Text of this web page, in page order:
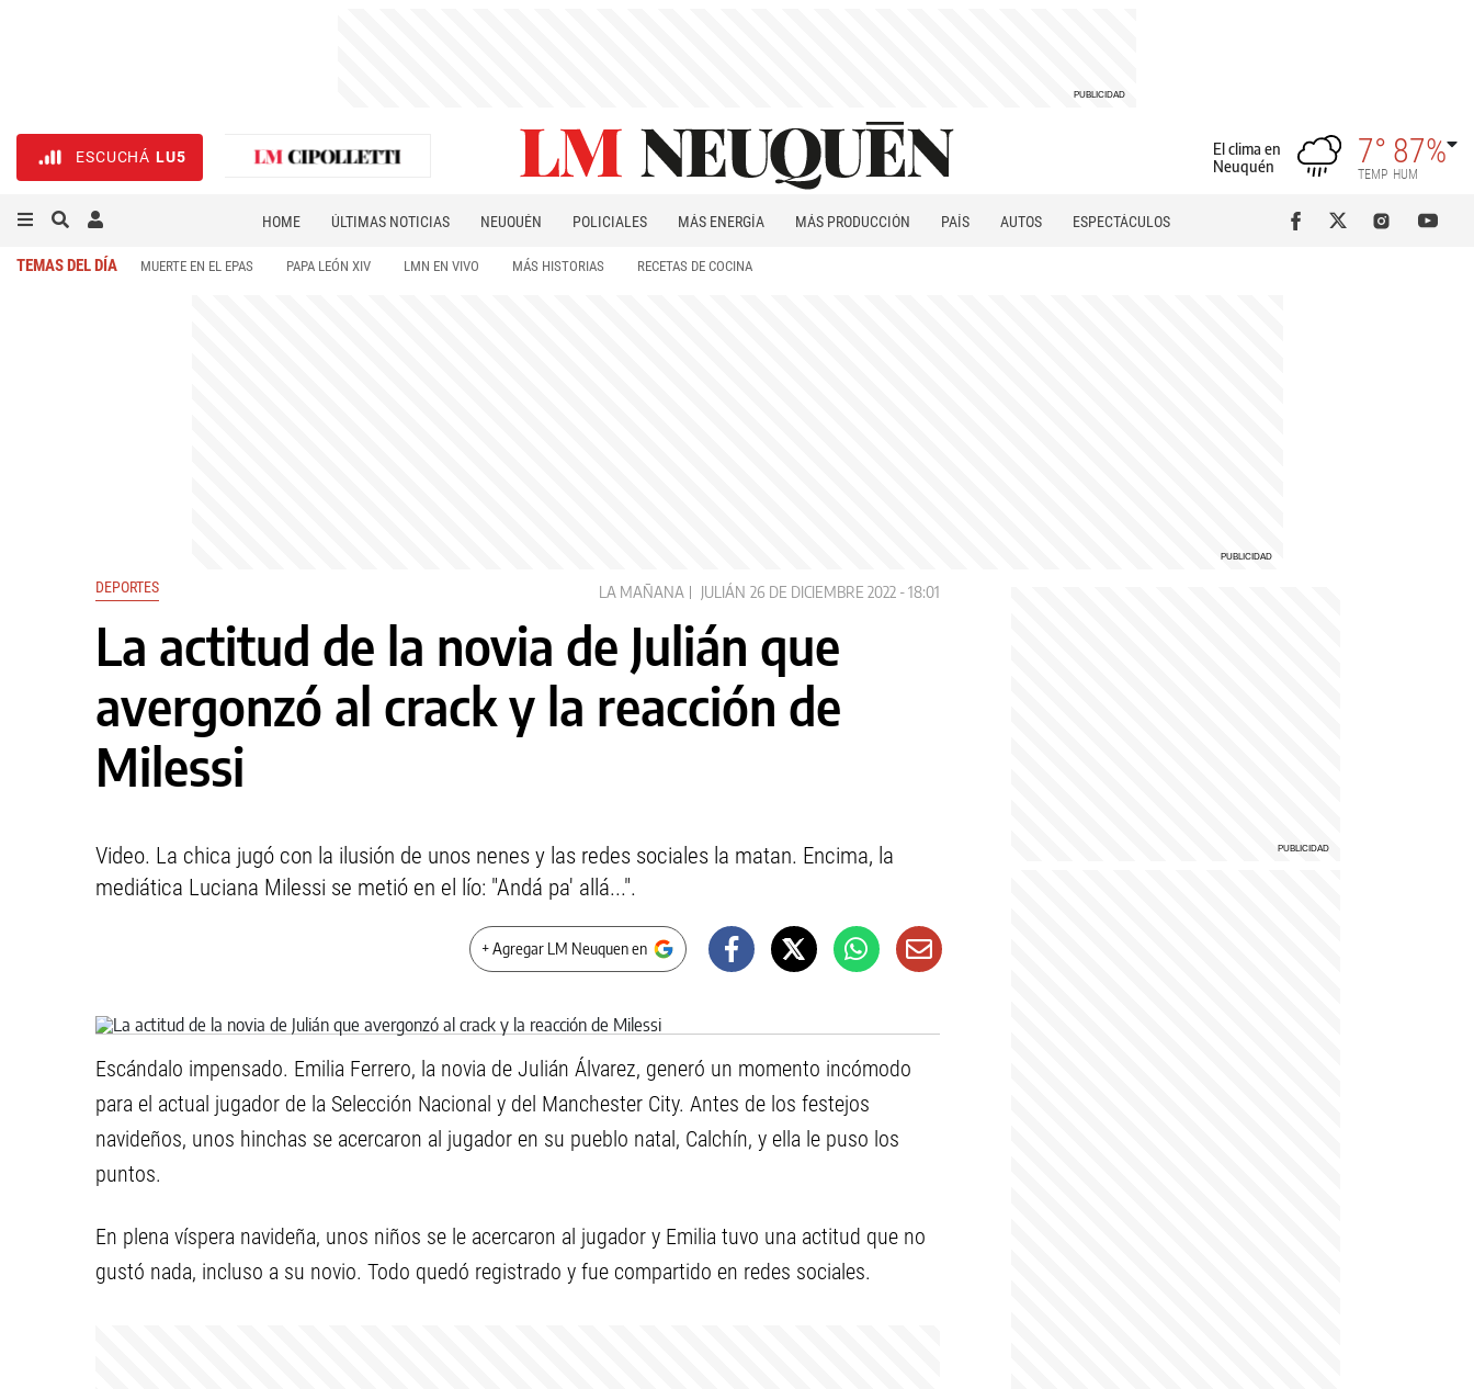
ESCUCHÁ LU5
El clima en
Neuquén
7°
TEMP
87%
HUM
HOME ÚLTIMAS NOTICIAS NEUQUÉN POLICIALES MÁS ENERGÍA MÁS PRODUCCIÓN PAÍS AUTOS
ESPECTÁCULOS
TEMAS DEL DÍA MUERTE EN EL EPAS PAPA LEÓN XIV LMN EN VIVO MÁS HISTORIAS RECETAS DE COCINA
DEPORTES LA MAÑANA JULIÁN 26 DE DICIEMBRE 2022 - 18:01
La actitud de la novia de Julián que
avergonzó al crack y la reacción de
Milessi
Video. La chica jugó con la ilusión de unos nenes y las redes sociales la matan. Encima, la
mediática Luciana Milessi se metió en el lío: "Andá pa' allá...".
+ Agregar LM Neuquen en
Escándalo impensado. Emilia Ferrero, la novia de Julián Álvarez, generó un momento incómodo
para el actual jugador de la Selección Nacional y del Manchester City. Antes de los festejos
navideños, unos hinchas se acercaron al jugador en su pueblo natal, Calchín, y ella le puso los
puntos.
En plena víspera navideña, unos niños se le acercaron al jugador y Emilia tuvo una actitud que no
gustó nada, incluso a su novio. Todo quedó registrado y fue compartido en redes sociales.